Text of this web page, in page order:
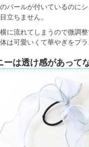
パールが付いているのに
立ちません。
に流れてしまうので微調
は可愛いくて華やぎをプラ
ーは透け感があって